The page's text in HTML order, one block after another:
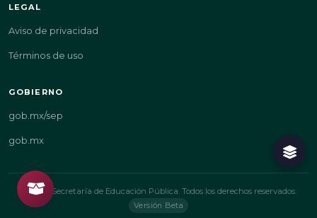
LEGAL
Aviso de privacidad
Términos de uso
GOBIERNO
gob.mx/sep
gob.mx
© 2026 Secretaría de Educación Pública. Todos los derechos reservados.
Versión Beta